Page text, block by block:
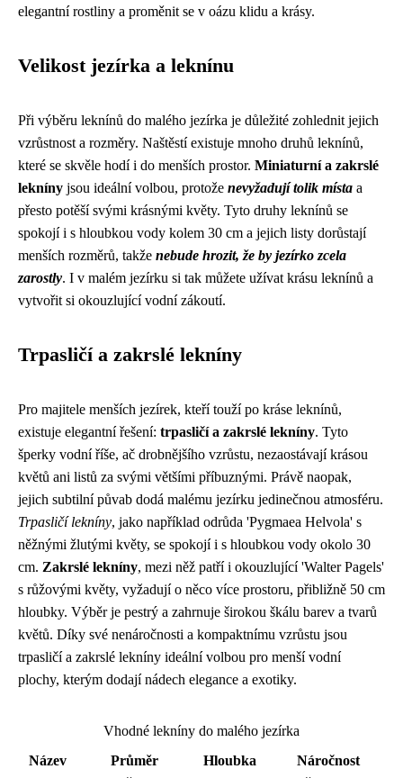
elegantní rostliny a proměnit se v oázu klidu a krásy.
Velikost jezírka a leknínu
Při výběru leknínů do malého jezírka je důležité zohlednit jejich
vzrůstnost a rozměry. Naštěstí existuje mnoho druhů leknínů,
které se skvěle hodí i do menších prostor. Miniaturní a zakrslé
lekníny jsou ideální volbou, protože nevyžadují tolik místa a
přesto potěší svými krásnými květy. Tyto druhy leknínů se
spokojí i s hloubkou vody kolem 30 cm a jejich listy dorůstají
menších rozměrů, takže nebude hrozit, že by jezírko zcela
zarostly. I v malém jezírku si tak můžete užívat krásu leknínů a
vytvořit si okouzlující vodní zákoutí.
Trpasličí a zakrslé lekníny
Pro majitele menších jezírek, kteří touží po kráse leknínů,
existuje elegantní řešení: trpasličí a zakrslé lekníny. Tyto
šperky vodní říše, ač drobnějšího vzrůstu, nezaostávají krásou
květů ani listů za svými většími příbuznými. Právě naopak,
jejich subtilní půvab dodá malému jezírku jedinečnou atmosféru.
Trpasličí lekníny, jako například odrůda 'Pygmaea Helvola' s
něžnými žlutými květy, se spokojí i s hloubkou vody okolo 30
cm. Zakrslé lekníny, mezi něž patří i okouzlující 'Walter Pagels'
s růžovými květy, vyžadují o něco více prostoru, přibližně 50 cm
hloubky. Výběr je pestrý a zahrnuje širokou škálu barev a tvarů
květů. Díky své nenáročnosti a kompaktnímu vzrůstu jsou
trpasličí a zakrslé lekníny ideální volbou pro menší vodní
plochy, kterým dodají nádech elegance a exotiky.
Vhodné lekníny do malého jezírka
Název
Průměr
Hloubka
Náročnost